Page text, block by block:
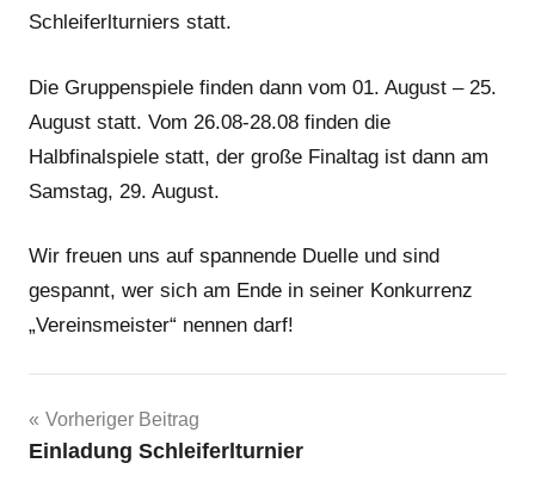
Schleiferlturniers statt.
Die Gruppenspiele finden dann vom 01. August – 25.
August statt. Vom 26.08-28.08 finden die
Halbfinalspiele statt, der große Finaltag ist dann am
Samstag, 29. August.
Wir freuen uns auf spannende Duelle und sind
gespannt, wer sich am Ende in seiner Konkurrenz
„Vereinsmeister“ nennen darf!
Beitragsnavigation
Vorheriger Beitrag
Einladung Schleiferlturnier